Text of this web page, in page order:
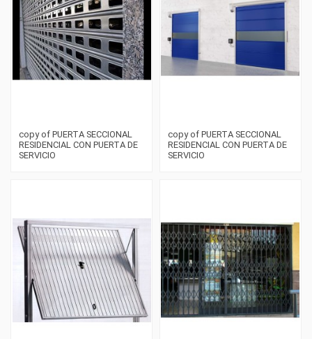
copy of PUERTA SECCIONAL
RESIDENCIAL CON PUERTA DE
SERVICIO
copy of PUERTA SECCIONAL
RESIDENCIAL CON PUERTA DE
SERVICIO